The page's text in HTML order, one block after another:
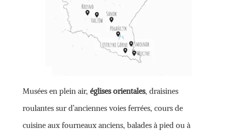
Musées en plein air, églises orientales, draisines
roulantes sur d’anciennes voies ferrées, cours de
cuisine aux fourneaux anciens, balades à pied ou à